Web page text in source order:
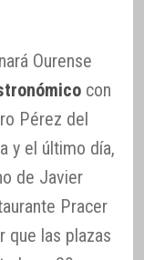
Ourense
con
Pérez del
y el último día,
de Javier
Pracer
que las plazas